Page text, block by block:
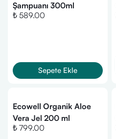
Şampuanı 300ml
₺ 589.00
Sepete Ekle
Ecowell Organik Aloe
Vera Jel 200 ml
₺ 799.00